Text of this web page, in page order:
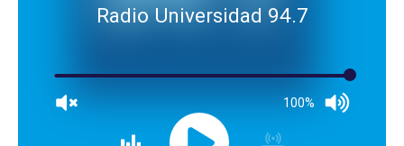
Radio Universidad 94.7
100%